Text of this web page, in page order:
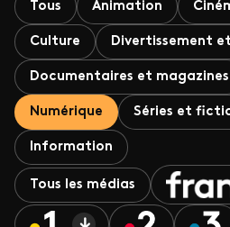
Tous Animation
Culture Divertissement
Documentaires et magazines
Numérique Séries et
Information
Tous les médias